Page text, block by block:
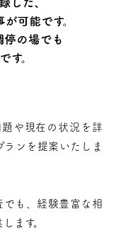
や現在の状況を詳
ンを提案いたしま
でも、経験豊富な相
ます。